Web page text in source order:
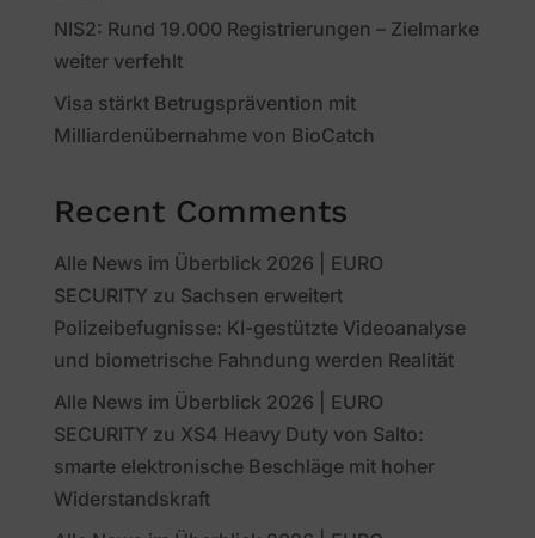
NIS2: Rund 19.000 Registrierungen – Zielmarke
weiter verfehlt
Visa stärkt Betrugsprävention mit
Milliardenübernahme von BioCatch
Recent Comments
Alle News im Überblick 2026 | EURO
SECURITY zu Sachsen erweitert
Polizeibefugnisse: KI-gestützte Videoanalyse
und biometrische Fahndung werden Realität
Alle News im Überblick 2026 | EURO
SECURITY zu XS4 Heavy Duty von Salto:
smarte elektronische Beschläge mit hoher
Widerstandskraft